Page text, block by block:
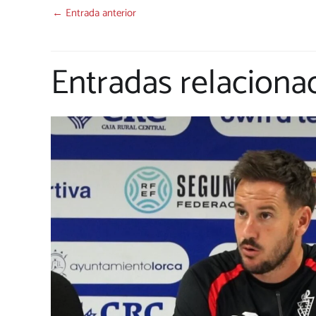
← Entrada anterior
Entradas